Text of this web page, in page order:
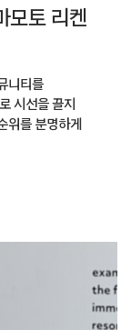
모토 리켄
니티를
시선을 끌지
위를 분명하게